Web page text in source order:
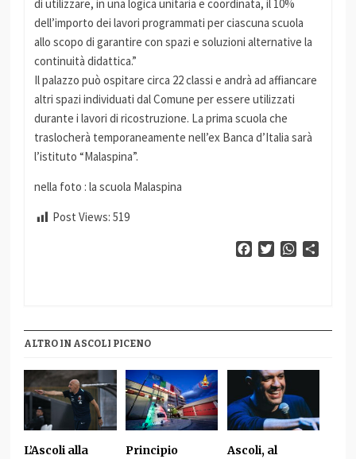
di utilizzare, in una logica unitaria e coordinata, il 10%
dell’importo dei lavori programmati per ciascuna scuola
allo scopo di garantire con spazi e soluzioni alternative la
continuità didattica.”
Il palazzo può ospitare circa 22 classi e andrà ad affiancare
altri spazi individuati dal Comune per essere utilizzati
durante i lavori di ricostruzione. La prima scuola che
traslocherà temporaneamente nell’ex Banca d’Italia sarà
l’istituto “Malaspina”.
nella foto : la scuola Malaspina
Post Views: 519
FacebookTwitterWhatsApp
ALTRO IN ASCOLI PICENO
L’Ascoli alla
Principio
Ascoli, al